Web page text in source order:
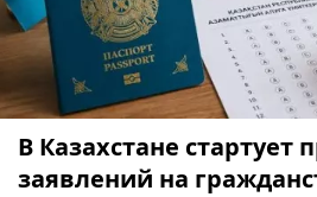
В Казахстане стартует
заявлений на